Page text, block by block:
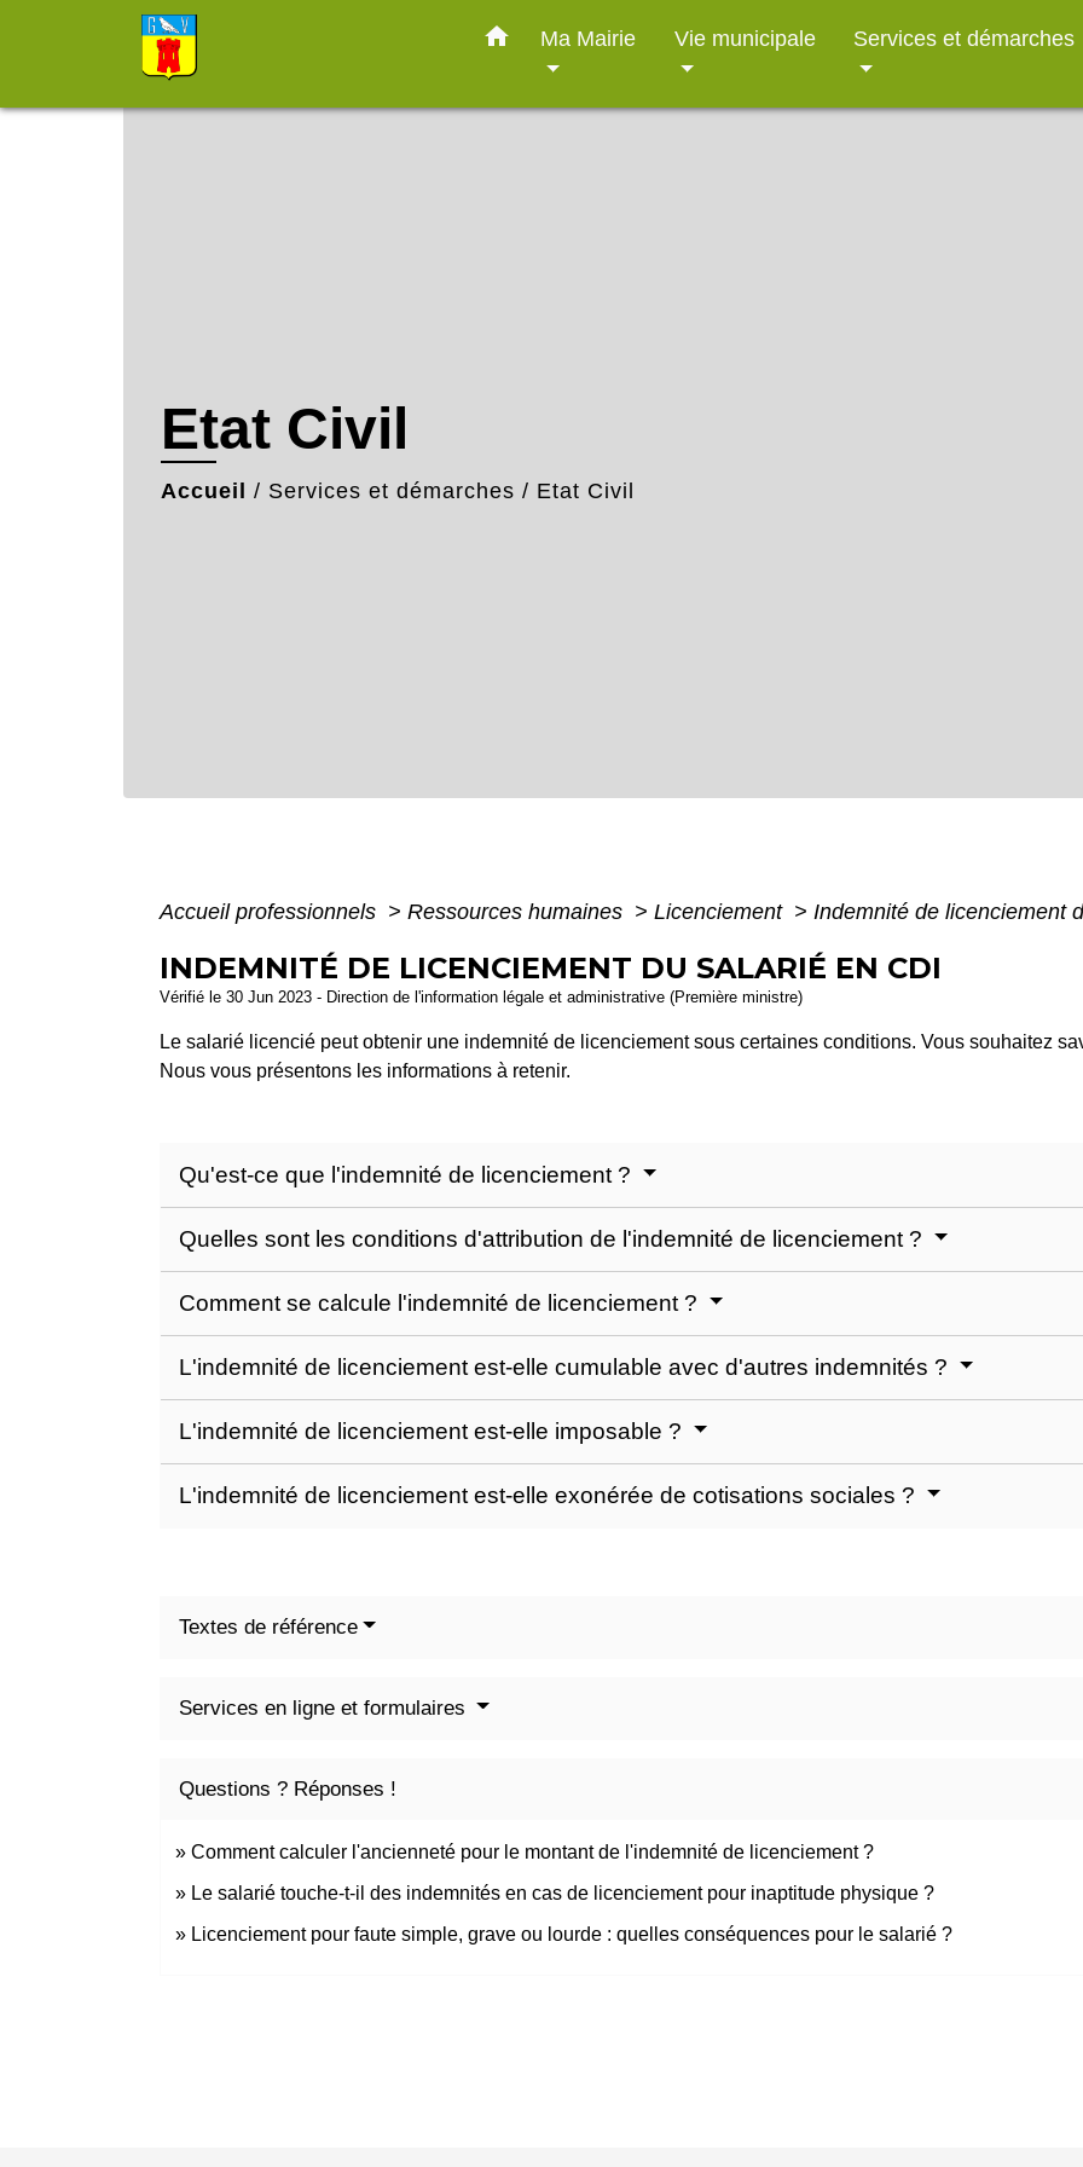
home Ma Mairie Vie municipale Services et démarches
Etat Civil
Accueil / Services et démarches / Etat Civil
Accueil professionnels > Ressources humaines > Licenciement > Indemnité de licenciement
INDEMNITÉ DE LICENCIEMENT DU SALARIÉ EN CDI
Vérifié le 30 Jun 2023 - Direction de l'information légale et administrative (Première ministre)
Le salarié licencié peut obtenir une indemnité de licenciement sous certaines conditions. Vous souhaitez
Nous vous présentons les informations à retenir.
Qu'est-ce que l'indemnité de licenciement ?
Quelles sont les conditions d'attribution de l'indemnité de licenciement ?
Comment se calcule l'indemnité de licenciement ?
L'indemnité de licenciement est-elle cumulable avec d'autres indemnités ?
L'indemnité de licenciement est-elle imposable ?
L'indemnité de licenciement est-elle exonérée de cotisations sociales ?
Textes de référence
Services en ligne et formulaires
Questions ? Réponses !
Comment calculer l'ancienneté pour le montant de l'indemnité de licenciement ?
Le salarié touche-t-il des indemnités en cas de licenciement pour inaptitude physique ?
Licenciement pour faute simple, grave ou lourde : quelles conséquences pour le salarié ?